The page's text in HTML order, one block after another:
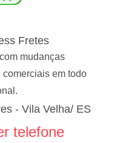
Fretes
mudanças
em todo
- Vila Velha/ ES
telefone